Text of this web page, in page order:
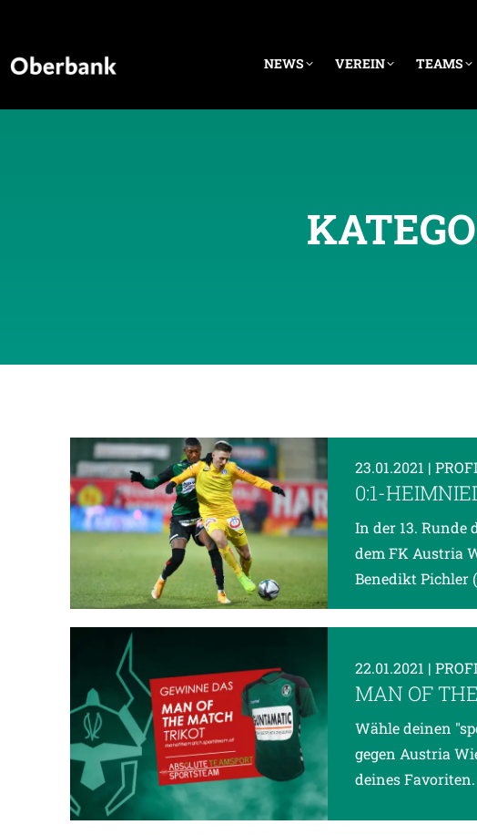
NEWS VEREIN TEAMS
23.01.2021 |
0:1-
In der 13. Runde
dem FK Austria
Benedikt Pichler
22.01.2021 |
MAN OF
Wähle deinen
gegen Austria
deines Favoriten.